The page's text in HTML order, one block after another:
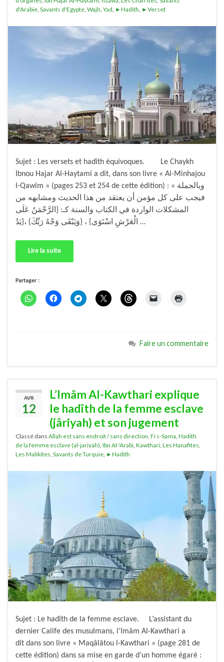
d'Arabie, Savants d'Egypte, Wajh, Yad, ►Hadith, ►Verset
Sujet : Les versets et hadîth équivoques. Le Chaykh
Ibnou Hajar Al-Haytami a dit, dans son livre « Al-Minhajou
l-Qawîm » (pages 253 et 254 de cette édition) : « وبالجملة
فيجب على كل مؤمن أن يعتقد من هذا الحديث ومشابهه من
المشكلات الواردة في الكتاب والسنة كـ: {الرَّحْمَنُ عَلَى
الْعَرْشِ اسْتَوَى} ، {وَيَبْقَى وَجْهُ رَبِّكَ} ،{يَدُ …
Lire la suite
Partager :
Faire un commentaire
AVR
12
L’Imâm Al-Kawthari explique
le hadîth de la femme esclave
(jâriyah) et son jugement
Classé dans Allah est sans endroit / sans direction Fi s-Sama Hadith
de la femme esclave (al-jariyah) Ibn Al-'Arabi Kawthari Les Hanafites
Les Malikites Savants de Turquie ►Hadith
Sujet : Le hadîth de la femme esclave. L’assistant du
dernier Calife des musulmans, l’Imâm Al-Kawthari a
dit dans son livre « Maqâlâtou l-Kawthari » (page 281 de
cette édition) dans sa mise en garde d’un homme égaré :